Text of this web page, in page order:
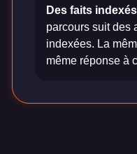
Des faits
parcours suit des
indexées. La
même réponse à